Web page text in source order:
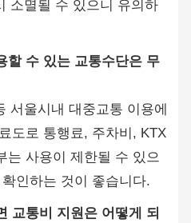
소멸될 수 있으니 유의하
할 수 있는 교통수단은 무
서울시내 대중교통 이용에
도로 통행료, 주차비, KTX
는 사용이 제한될 수 있으
인하는 것이 좋습니다.
교통비 지원은 어떻게 되